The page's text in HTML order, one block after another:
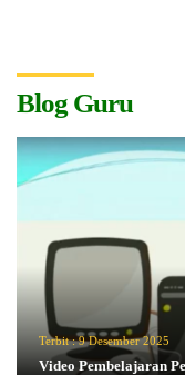
Blog Guru
Terbit :9 Desember 2025
Video Pembelajaran